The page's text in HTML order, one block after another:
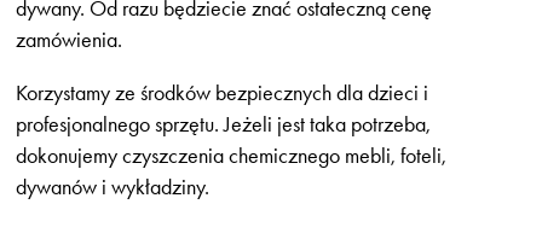
dywany. Od razu będziecie znać ostateczną cenę
zamówienia.
Korzystamy ze środków bezpiecznych dla dzieci i
profesjonalnego sprzętu. Jeżeli jest taka potrzeba,
dokonujemy czyszczenia chemicznego mebli, foteli,
dywanów i wykładziny.